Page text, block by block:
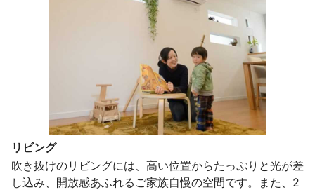
リビング
吹き抜けのリビングには、高い位置からたっぷりと光が差
し込み、開放感あふれるご家族自慢の空間です。また、2